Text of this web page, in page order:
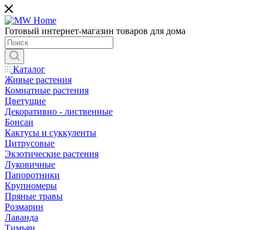
Готовый интернет-магазин товаров для дома
Каталог
Живые растения
Комнатные растения
Цветущие
Декоративно - лиственные
Бонсаи
Кактусы и суккуленты
Цитрусовые
Экзотические растения
Луковичные
Папоротники
Крупномеры
Пряные травы
Розмарин
Лаванда
Тимьян